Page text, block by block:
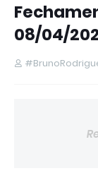
08/04/